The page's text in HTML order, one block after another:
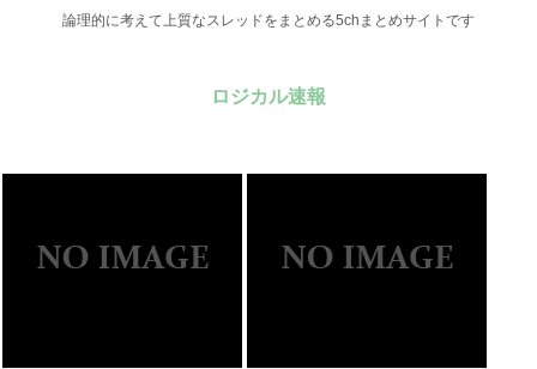
論理的に考えて上質なスレッドをまとめる5chまとめサイトです
ロジカル速報